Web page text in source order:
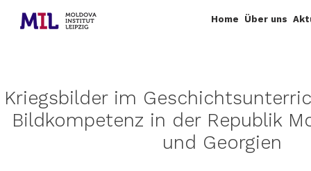
Home Über uns
Kriegsbilder im
Bildkompetenz in der Republik
und Georgien